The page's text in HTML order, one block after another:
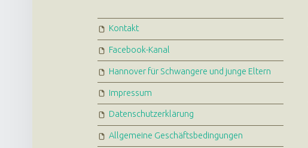
FOOTER SIDEBAR
Kontakt
Facebook-Kanal
Hannover für Schwangere und junge Eltern
Impressum
Datenschutzerklärung
Allgemeine Geschäftsbedingungen